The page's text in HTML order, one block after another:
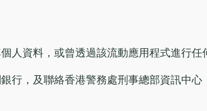
人資料，或曾透過該流動應用程式進行任
行，及聯絡香港警務處刑事總部資訊中心